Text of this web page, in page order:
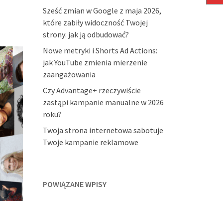
Sześć zmian w Google z maja 2026,
które zabiły widoczność Twojej
strony: jak ją odbudować?
Nowe metryki i Shorts Ad Actions:
jak YouTube zmienia mierzenie
zaangażowania
Czy Advantage+ rzeczywiście
zastąpi kampanie manualne w 2026
roku?
Twoja strona internetowa sabotuje
Twoje kampanie reklamowe
POWIĄZANE WPISY